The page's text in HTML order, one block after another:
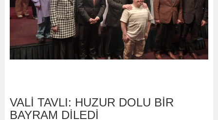
VALİ TAVLI: HUZUR DOLU BİR
BAYRAM DİLEDİ